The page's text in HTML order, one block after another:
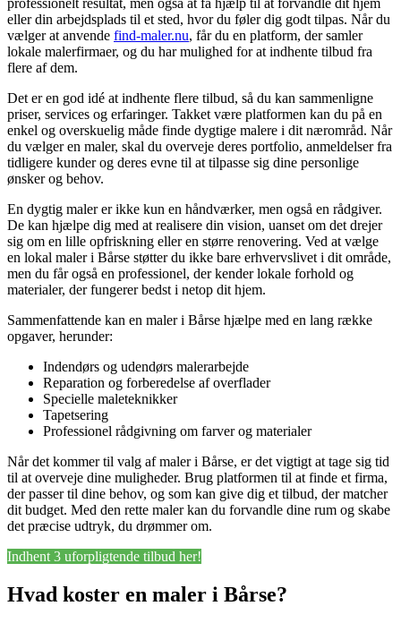
professionelt resultat, men også at få hjælp til at forvandle dit hjem
eller din arbejdsplads til et sted, hvor du føler dig godt tilpas. Når du
vælger at anvende find-maler.nu, får du en platform, der samler
lokale malerfirmaer, og du har mulighed for at indhente tilbud fra
flere af dem.
Det er en god idé at indhente flere tilbud, så du kan sammenligne
priser, services og erfaringer. Takket være platformen kan du på en
enkel og overskuelig måde finde dygtige malere i dit nærområd. Når
du vælger en maler, skal du overveje deres portfolio, anmeldelser fra
tidligere kunder og deres evne til at tilpasse sig dine personlige
ønsker og behov.
En dygtig maler er ikke kun en håndværker, men også en rådgiver.
De kan hjælpe dig med at realisere din vision, uanset om det drejer
sig om en lille opfriskning eller en større renovering. Ved at vælge
en lokal maler i Bårse støtter du ikke bare erhvervslivet i dit område,
men du får også en professionel, der kender lokale forhold og
materialer, der fungerer bedst i netop dit hjem.
Sammenfattende kan en maler i Bårse hjælpe med en lang række
opgaver, herunder:
Indendørs og udendørs malerarbejde
Reparation og forberedelse af overflader
Specielle maleteknikker
Tapetsering
Professionel rådgivning om farver og materialer
Når det kommer til valg af maler i Bårse, er det vigtigt at tage sig tid
til at overveje dine muligheder. Brug platformen til at finde et firma,
der passer til dine behov, og som kan give dig et tilbud, der matcher
dit budget. Med den rette maler kan du forvandle dine rum og skabe
det præcise udtryk, du drømmer om.
Indhent 3 uforpligtende tilbud her!
Hvad koster en maler i Bårse?